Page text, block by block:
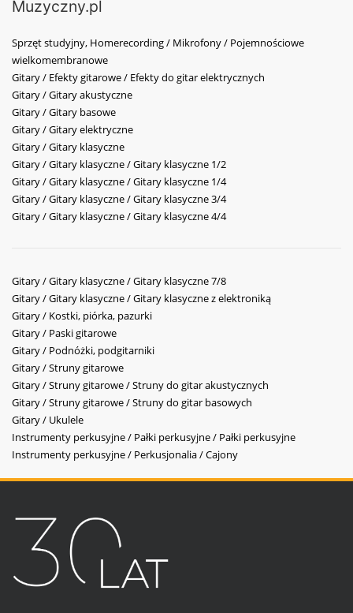
Muzyczny.pl
Sprzęt studyjny, Homerecording / Mikrofony / Pojemnościowe
wielkomembranowe
Gitary / Efekty gitarowe / Efekty do gitar elektrycznych
Gitary / Gitary akustyczne
Gitary / Gitary basowe
Gitary / Gitary elektryczne
Gitary / Gitary klasyczne
Gitary / Gitary klasyczne / Gitary klasyczne 1/2
Gitary / Gitary klasyczne / Gitary klasyczne 1/4
Gitary / Gitary klasyczne / Gitary klasyczne 3/4
Gitary / Gitary klasyczne / Gitary klasyczne 4/4
Gitary / Gitary klasyczne / Gitary klasyczne 7/8
Gitary / Gitary klasyczne / Gitary klasyczne z elektroniką
Gitary / Kostki, piórka, pazurki
Gitary / Paski gitarowe
Gitary / Podnóżki, podgitarniki
Gitary / Struny gitarowe
Gitary / Struny gitarowe / Struny do gitar akustycznych
Gitary / Struny gitarowe / Struny do gitar basowych
Gitary / Ukulele
Instrumenty perkusyjne / Pałki perkusyjne / Pałki perkusyjne
Instrumenty perkusyjne / Perkusjonalia / Cajony